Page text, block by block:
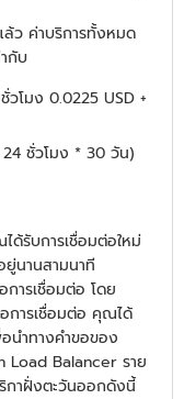
ล้ว ค่าบริการทั้งหมด
กับ
วโมง 0.0225 USD +
24 ชั่วโมง * 30 วัน)
รับการเชื่อมต่อใหม่
ยู่นานสามนาที
ารเชื่อมต่อ โดย
การเชื่อมต่อ คุณได้
นำทางคำขอของ
Load Balancer ราย
กาฝั่งตะวันออกดังนี้